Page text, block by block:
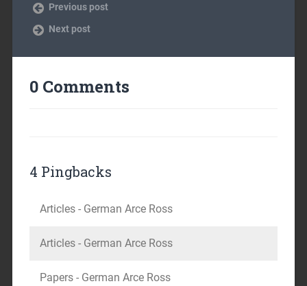
Previous post
Next post
0 Comments
4 Pingbacks
Articles - German Arce Ross
Articles - German Arce Ross
Papers - German Arce Ross